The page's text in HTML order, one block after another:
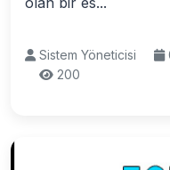
Sistem Yöneticisi
200